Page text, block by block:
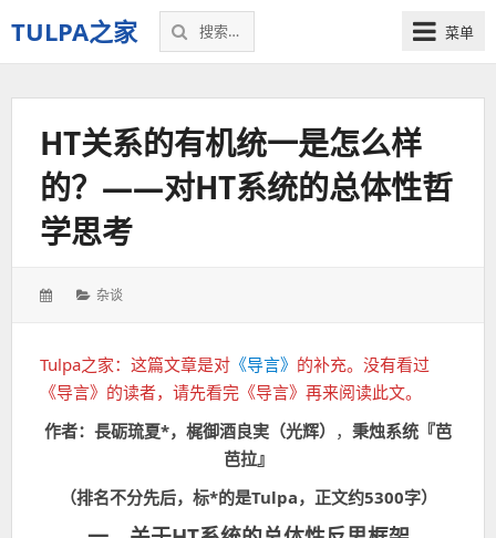
TULPA之家
关
事，
搜
索：
菜单
HT关系的有机统一是怎么样
的？——对HT系统的总体性哲
学思考
分
杂谈
Tulpa之家：这篇文章是对 《导言》 的补充。没有看过
《导言》的读者，请先看完《导言》再来阅读此文。
作者：長砺琉夏*，梶御酒良実（光辉） ， 秉烛系统『芭
芭拉』
（排名不分先后，标*的是Tulpa，正文约5300字）